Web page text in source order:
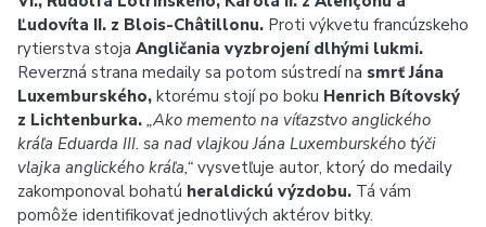
Ľudovíta II. z Blois-Châtillonu. Proti výkvetu francúzskeho
rytierstva stoja Angličania vyzbrojení dlhými lukmi.
Reverzná strana medaily sa potom sústredí na smrť Jána
Luxemburského, ktorému stojí po boku Henrich Bítovský
z Lichtenburka. „Ako memento na víťazstvo anglického
kráľa Eduarda III. sa nad vlajkou Jána Luxemburského týči
vlajka anglického kráľa,“ vysvetľuje autor, ktorý do medaily
zakomponoval bohatú heraldickú výzdobu. Tá vám
pomôže identifikovať jednotlivých aktérov bitky.